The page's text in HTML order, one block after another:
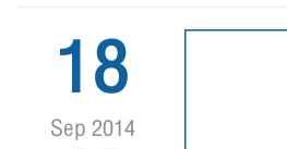
18
Sep 2014